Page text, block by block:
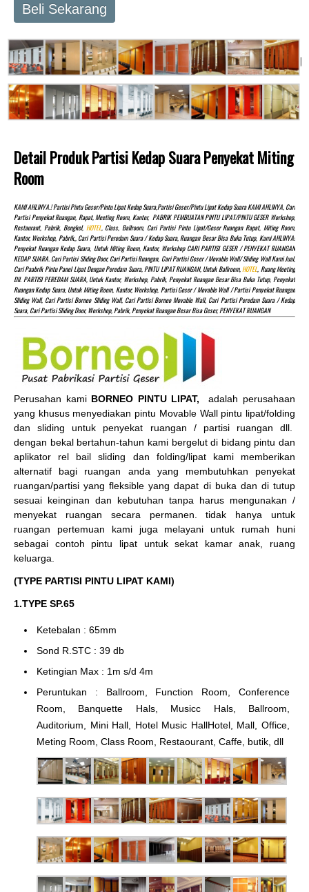
Beli Sekarang
Detail Produk Partisi Kedap Suara Penyekat Miting
Room
KAMI AHLINYA.! Partisi Pintu Geser/pintu Lipat Kedap Suara,partisi Geser/pintu Lipat Kedap Suara KAMI AHLINYA, Cari
Partisi Penyekat Ruangan, Rapat, Meeting Room, Kantor, PABRIK PEMBUATAN PINTU LIPAT/PINTU GESER Workshop,
Restaurant, Pabrik, Bengkel, HOTEL, Class, Ballroom, Cari Partisi Pintu Lipat/Geser Ruangan Rapat, Miting Room,
Kantor, Workshop, Pabrik,, Cari Partisi Peredam Suara / Kedap Suara, Ruangan Besar Bisa Buka Tutup, Kami AHLINYA!
Penyekat Ruangan Kedap Suara, Untuk Miting Room, Kantor, Workshop CARI PARTISI GESER / PENYEKAT RUANGAN
KEDAP SUARA. Cari Partisi Sliding Door, Cari Partisi Ruangan, Cari Partisi Geser / Movable Wall/ Sliding Wall Kami Jual,
Cari Paabrik Pintu Panel Lipat Dengan Peredam Suara, PINTU LIPAT RUANGAN, Untuk Ballroom,HOTEL, Ruang Meeting
Dll. PARTISI PEREDAM SUARA, Untuk Kantor, Workshop, Pabrik, Penyekat Ruangan Besar Bisa Buka Tutup, Penyekat
Ruangan Kedap Suara, Untuk Miting Room, Kantor, Workshop, Partisi Geser / Movable Wall / Partisi Penyekat Ruangan
Sliding Wall, Cari Partisi Borneo Sliding Wall, Cari Partisi Borneo Movable Wall, Cari Partisi Peredam Suara / Kedap
Suara, Cari Partisi Sliding Door, Workshop, Pabrik, Penyekat Ruangan Besar Bisa Geser, PENYEKAT RUANGAN
Perusahan kami BORNEO PINTU LIPAT, adalah perusahaan
yang khusus menyediakan pintu Movable Wall pintu lipat/folding
dan sliding untuk penyekat ruangan / partisi ruangan dll.
dengan bekal bertahun-tahun kami bergelut di bidang pintu dan
aplikator rel bail sliding dan folding/lipat kami memberikan
alternatif bagi ruangan anda yang membutuhkan penyekat
ruangan/partisi yang fleksible yang dapat di buka dan di tutup
sesuai keinginan dan kebutuhan tanpa harus mengunakan /
menyekat ruangan secara permanen. tidak hanya untuk
ruangan pertemuan kami juga melayani untuk rumah huni
sebagai contoh pintu lipat untuk sekat kamar anak, ruang
keluarga.
(TYPE PARTISI PINTU LIPAT KAMI)
1.TYPE SP.65
Ketebalan : 65mm
Sond R.STC : 39 db
Ketingian Max : 1m s/d 4m
Peruntukan : Ballroom, Function Room, Conference
Room, Banquette Hals, Musicc Hals, Ballroom,
Auditorium, Mini Hall, Hotel Music HallHotel, Mall, Office,
Meting Room, Class Room, Restaourant, Caffe, butik, dll